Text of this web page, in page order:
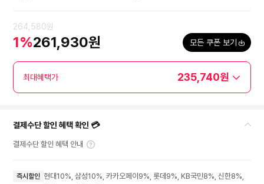
264,580원
1%261,930원 모든 쿠폰 보기
최대혜택가 235,740원
결제수단 할인 혜택 확인 💳
결제수단 할인 혜택 안내
즉시할인 현대10%, 삼성10%, 카카오페이9%, 롯데9%, KB국민8%, 신한8%,